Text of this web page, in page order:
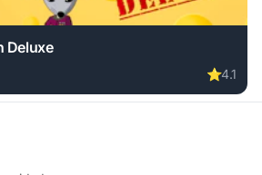
Deluxe
⭐4.1
Deluxe online free. adventure